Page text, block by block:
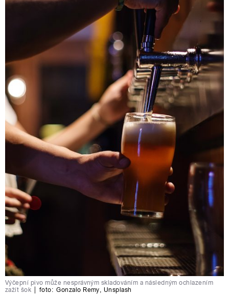
Výčepní pivo může nesprávným skladováním a následným ochlazením
zažít šok
foto: Gonzalo Remy, Unsplash